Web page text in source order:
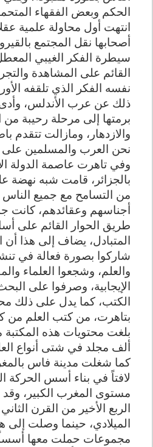
انتهت أول محاولة علمية
أصحابها نقل المجتمع
سيطرة الفكر الغيبي
القائم على المشاهدة
نفسه الفكر الذي تلقفه
ذلك عن عرب الأندلس، وأدى
برمتها إلى مرحلة رحيبة من
والازدهار، ومازالت تتقدم
نحن العرب والمسلمين
وفي تاهرت عاصمة الدولة
بالجزائر، قامت شبه نهضة
من التسامح مع جميع
أجناسهم وعقائدهم، كانت
طريق الحوار القائم على
المتبادل، يضاف إلى هذا أن
شاركوا بصورة فعالة في
والعلم، وشجعوا العلماء
الإيجابية، وصرفوا على
الكتب، كما يدل على ذلك
بتاهرت، من كتب العلم من
ألف مجلد في شتى أنواع العلم
كما شغلت مدينة فاس
لافتاً في بناء أسس الحركة
مستوى المغرب الكبير، وقد
الربع الأخير من القرن
الميلادي، حينما وصلت إلى
مجموعات حملت معها أسساً